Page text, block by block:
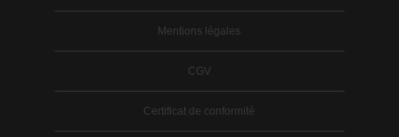
Mentions légales
CGV
Certificat de conformité